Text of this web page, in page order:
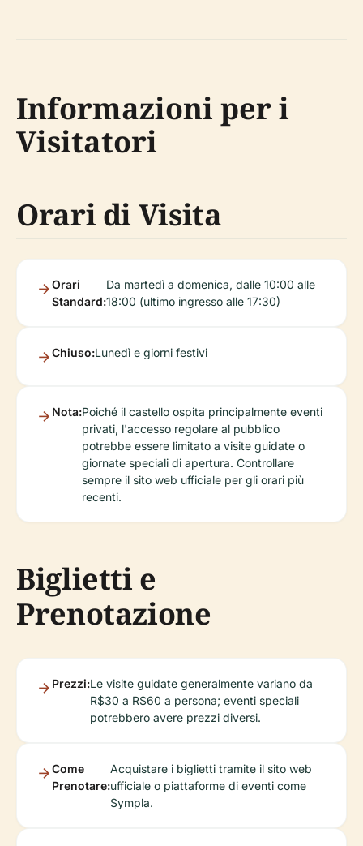
Informazioni per i
Visitatori
Orari di Visita
Orari
Standard:
Da martedì a domenica, dalle 10:00 alle
18:00 (ultimo ingresso alle 17:30)
Chiuso:Lunedì e giorni festivi
Nota:Poiché il castello ospita principalmente eventi
privati, l'accesso regolare al pubblico
potrebbe essere limitato a visite guidate o
giornate speciali di apertura. Controllare
sempre il sito web ufficiale per gli orari più
recenti.
Biglietti e
Prenotazione
Prezzi:Le visite guidate generalmente variano da
R$30 a R$60 a persona; eventi speciali
potrebbero avere prezzi diversi.
Come
Prenotare:
Acquistare i biglietti tramite il sito web
ufficiale o piattaforme di eventi come
Sympla.